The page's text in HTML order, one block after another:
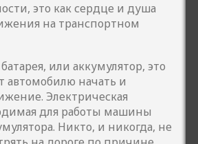
это как сердце и душа
на транспортном
или аккумулятор, это
автомобилю начать и
Электрическая
для работы машины
Никто, и никогда, не